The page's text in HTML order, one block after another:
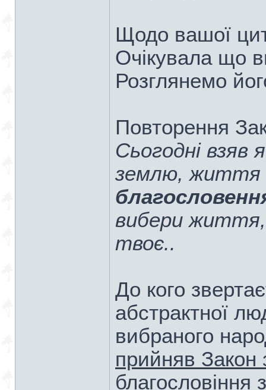
Щодо вашої
Очікувала що
Розглянемо
Повторення
Сьогодні взяв
землю, життя
вибери
твоє..
До кого
абстрактної
вибраного
прийняв Закон
благословіння